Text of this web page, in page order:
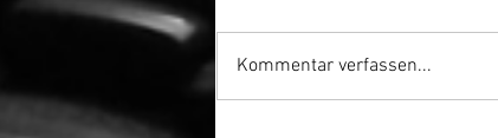
Kommentar verfassen...